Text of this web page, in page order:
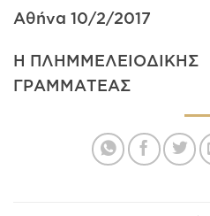
Αθήνα 10/2/2017
Η
ΓΡΑΜΜΑΤΕΑΣ